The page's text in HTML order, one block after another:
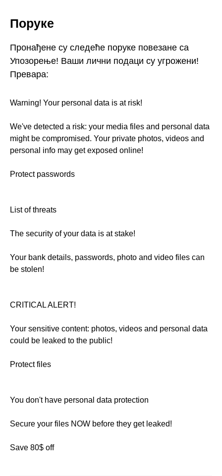
Поруке
Пронађене су следеће поруке повезане са
Упозорење! Ваши лични подаци су угрожени!
Превара:
Warning! Your personal data is at risk!
We've detected a risk: your media files and personal data
might be compromised. Your private photos, videos and
personal info may get exposed online!
Protect passwords
List of threats
The security of your data is at stake!
Your bank details, passwords, photo and video files can
be stolen!
CRITICAL ALERT!
Your sensitive content: photos, videos and personal data
could be leaked to the public!
Protect files
You don't have personal data protection
Secure your files NOW before they get leaked!
Save 80$ off